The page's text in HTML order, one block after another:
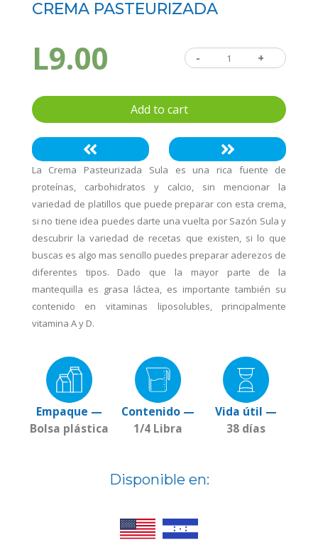
CREMA PASTEURIZADA
L9.00 -
Crema
+
Add to cart
La Crema Pasteurizada Sula es una rica fuente de
proteínas, carbohidratos y calcio, sin mencionar la
variedad de platillos que puede preparar con esta crema,
si no tiene idea puedes darte una vuelta por Sazón Sula y
descubrir la variedad de recetas que existen, si lo que
buscas es algo mas sencillo puedes preparar aderezos de
diferentes tipos. Dado que la mayor parte de la
mantequilla es grasa láctea, es importante también su
contenido en vitaminas liposolubles, principalmente
vitamina A y D.
Empaque —
Bolsa plástica
Contenido —
1/4 Libra
Vida útil —
38 días
Disponible en: